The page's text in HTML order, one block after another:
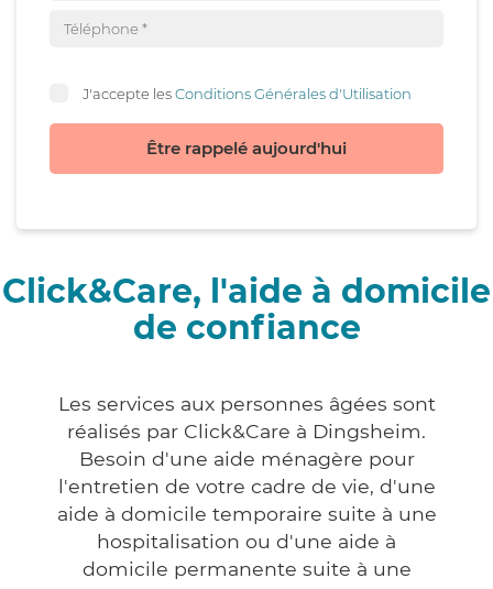
J'accepte lesConditions Générales d'Utilisation
Être rappelé aujourd'hui
Click&Care, l'aide à domicile
de confiance
Les services aux personnes âgées sont
réalisés par Click&Care à Dingsheim.
Besoin d'une aide ménagère pour
l'entretien de votre cadre de vie, d'une
aide à domicile temporaire suite à une
hospitalisation ou d'une aide à
domicile permanente suite à une